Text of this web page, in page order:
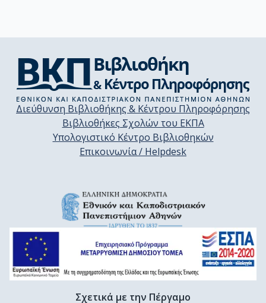
Διεύθυνση Βιβλιοθήκης & Κέντρου Πληροφόρησης
Βιβλιοθήκες Σχολών του ΕΚΠΑ
Υπολογιστικό Κέντρο Βιβλιοθηκών
Επικοινωνία / Helpdesk
Σχετικά με την Πέργαμο